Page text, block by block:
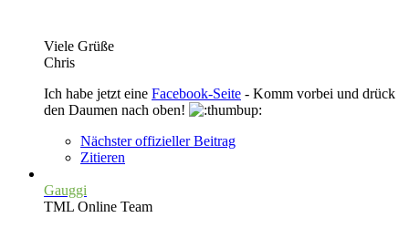
Viele Grüße
Chris
Ich habe jetzt eine Facebook-Seite - Komm vorbei und drück
den Daumen nach oben!
Nächster offizieller Beitrag
Zitieren
Gauggi
TML Online Team